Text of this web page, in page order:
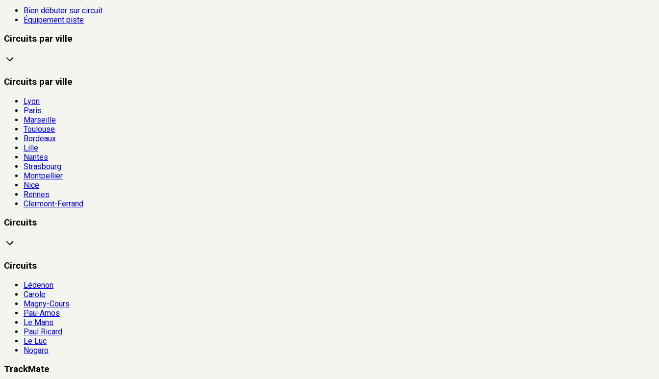
Bien débuter sur circuit
Équipement piste
Circuits par ville
Circuits par ville
Lyon
Paris
Marseille
Toulouse
Bordeaux
Lille
Nantes
Strasbourg
Montpellier
Nice
Rennes
Clermont-Ferrand
Circuits
Circuits
Lédenon
Carole
Magny-Cours
Pau-Arnos
Le Mans
Paul Ricard
Le Luc
Nogaro
TrackMate